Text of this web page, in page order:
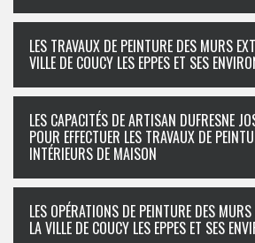
LES TRAVAUX DE PEINTURE DES MURS
VILLE DE COUCY LES EPPES ET SES
LES CAPACITÉS DE ARTISAN DUFRESNE
POUR EFFECTUER LES TRAVAUX DE
INTÉRIEURS DE MAISON
LES OPÉRATIONS DE PEINTURE DES
LA VILLE DE COUCY LES EPPES ET SES